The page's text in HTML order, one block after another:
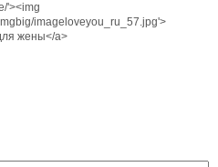
'><img
imageloveyou_ru_57.jpg'>
жены</a>